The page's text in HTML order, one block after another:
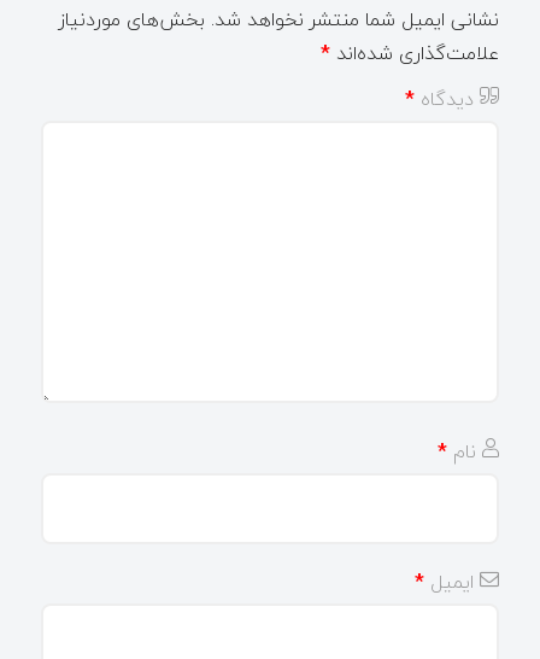
نشانی ایمیل شما منتشر نخواهد شد. بخش‌های موردنیاز
علامت‌گذاری شده‌اند *
دیدگاه *
نام *
ایمیل *